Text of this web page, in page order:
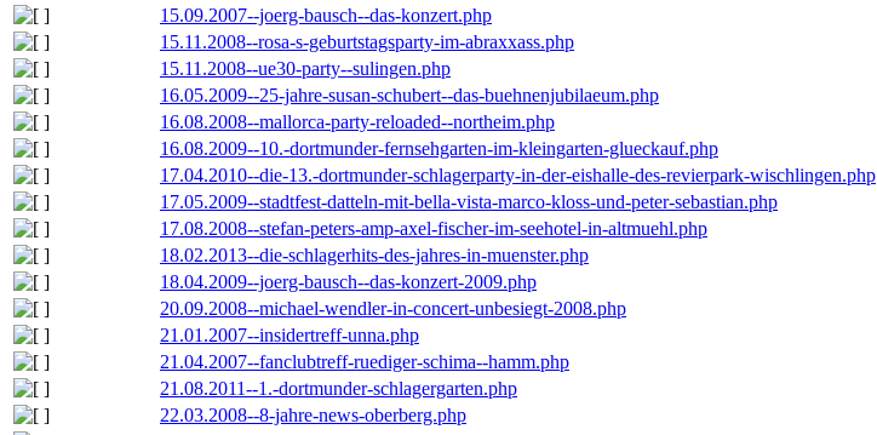
15.09.2007--joerg-bausch--das-konzert.php
15.11.2008--rosa-s-geburtstagsparty-im-abraxxass.php
15.11.2008--ue30-party--sulingen.php
16.05.2009--25-jahre-susan-schubert--das-buehnenjubilaeum.php
16.08.2008--mallorca-party-reloaded--northeim.php
16.08.2009--10.-dortmunder-fernsehgarten-im-kleingarten-glueckauf.php
17.04.2010--die-13.-dortmunder-schlagerparty-in-der-eishalle-des-revierpark-wischlingen.php
17.05.2009--stadtfest-datteln-mit-bella-vista-marco-kloss-und-peter-sebastian.php
17.08.2008--stefan-peters-amp-axel-fischer-im-seehotel-in-altmuehl.php
18.02.2013--die-schlagerhits-des-jahres-in-muenster.php
18.04.2009--joerg-bausch--das-konzert-2009.php
20.09.2008--michael-wendler-in-concert-unbesiegt-2008.php
21.01.2007--insidertreff-unna.php
21.04.2007--fanclubtreff-ruediger-schima--hamm.php
21.08.2011--1.-dortmunder-schlagergarten.php
22.03.2008--8-jahre-news-oberberg.php